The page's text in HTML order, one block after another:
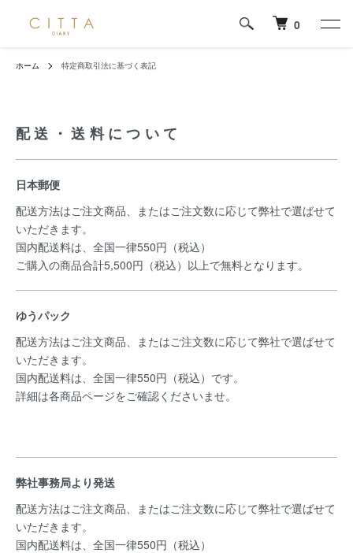
0
ホーム 特定商取引法に基づく表記
配送・送料について
日本郵便
配送方法はご注文商品、またはご注文数に応じて弊社で選ばせて
いただきます。
国内配送料は、全国一律550円（税込）
ご購入の商品合計5,500円（税込）以上で無料となります。
ゆうパック
配送方法はご注文商品、またはご注文数に応じて弊社で選ばせて
いただきます。
国内配送料は、全国一律550円（税込）です。
詳細は各商品ページをご確認くださいませ。
弊社事務局より発送
配送方法はご注文商品、またはご注文数に応じて弊社で選ばせて
いただきます。
国内配送料は、全国一律550円（税込）